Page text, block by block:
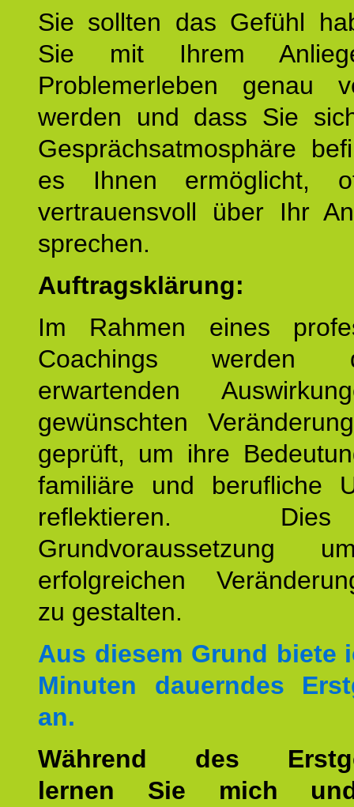
Sie sollten das Gefühl
Sie mit Ihrem
Problemerleben genau
werden und dass Sie
Gesprächsatmosphäre
es Ihnen ermöglicht,
vertrauensvoll über Ihr
sprechen.
Auftragsklärung:
Im Rahmen eines
Coachings
erwartenden
gewünschten
geprüft, um ihre
familiäre und berufliche
reflektieren.
Grundvoraussetzung
erfolgreichen
zu gestalten.
Aus diesem Grund biete
Minuten dauerndes
an.
Während des
lernen Sie mich